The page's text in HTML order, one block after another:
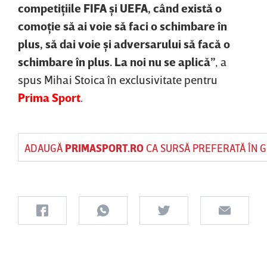
competiţiile FIFA şi UEFA, când există o
comoţie să ai voie să faci o schimbare în
plus, să dai voie şi adversarului să facă o
schimbare în plus. La noi nu se aplică”, a
spus Mihai Stoica în exclusivitate pentru
Prima Sport.
ADAUGĂ PRIMASPORT.ROCA SURSĂ PREFERATĂ ÎN